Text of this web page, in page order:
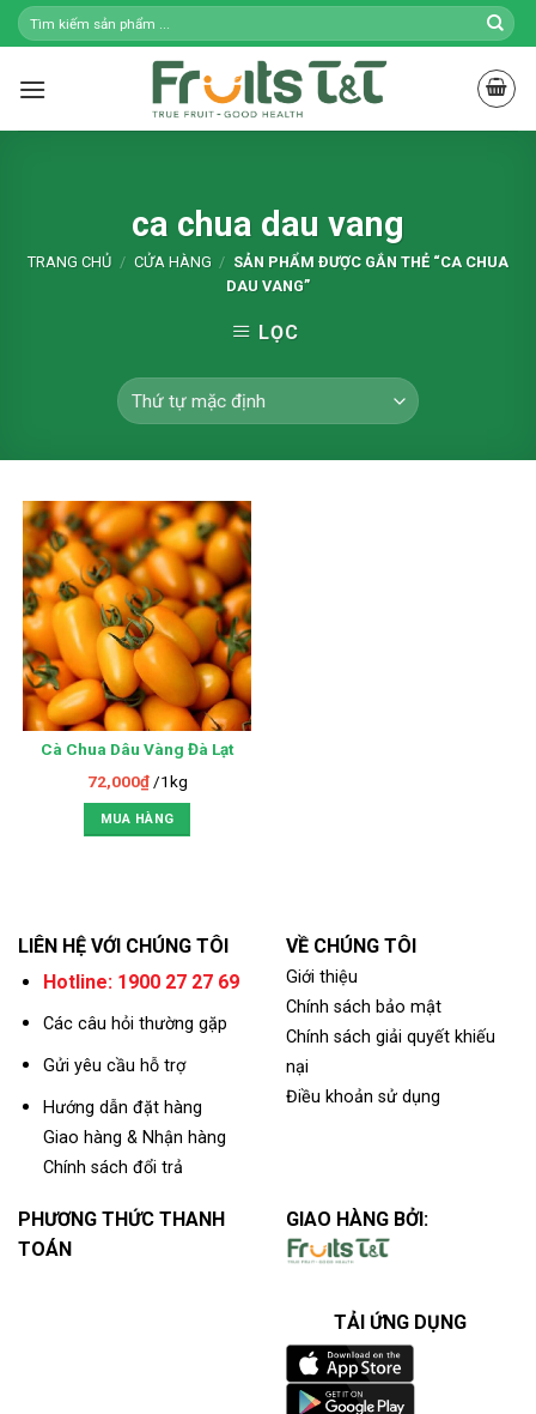
Skip
to
ca chua dau vang
TRANG CHỦ / CỬA HÀNG / SẢN PHẨM ĐƯỢC GẮN THẺ “CA CHUA
DAU VANG”
LỌC
Cà Chua Dâu Vàng Đà Lạt
72,000₫/1kg
MUA HÀNG
LIÊN HỆ VỚI CHÚNG TÔI
Hotline: 1900 27 27 69
Các câu hỏi thường gặp
Gửi yêu cầu hỗ trợ
Hướng dẫn đặt hàng
Giao hàng & Nhận hàng
Chính sách đổi trả
VỀ CHÚNG TÔI
Giới thiệu
Chính sách bảo mật
Chính sách giải quyết khiếu
nại
Điều khoản sử dụng
PHƯƠNG THỨC THANH
TOÁN
GIAO HÀNG BỞI:
TẢI ỨNG DỤNG